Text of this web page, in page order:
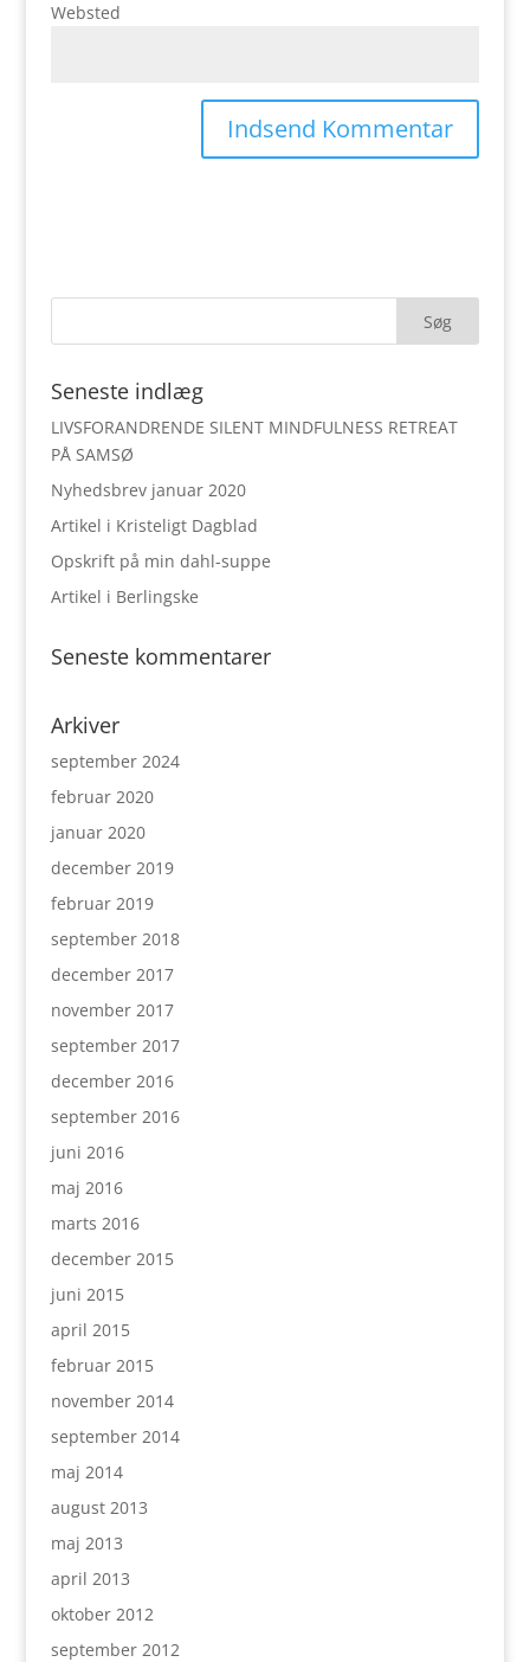
Websted
Seneste indlæg
LIVSFORANDRENDE SILENT MINDFULNESS RETREAT
PÅ SAMSØ
Nyhedsbrev januar 2020
Artikel i Kristeligt Dagblad
Opskrift på min dahl-suppe
Artikel i Berlingske
Seneste kommentarer
Arkiver
september 2024
februar 2020
januar 2020
december 2019
februar 2019
september 2018
december 2017
november 2017
september 2017
december 2016
september 2016
juni 2016
maj 2016
marts 2016
december 2015
juni 2015
april 2015
februar 2015
november 2014
september 2014
maj 2014
august 2013
maj 2013
april 2013
oktober 2012
september 2012